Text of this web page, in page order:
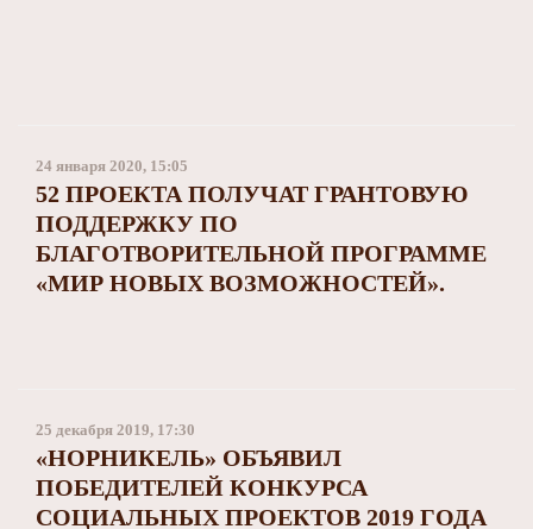
24 января 2020, 15:05
52 ПРОЕКТА ПОЛУЧАТ ГРАНТОВУЮ
ПОДДЕРЖКУ ПО
БЛАГОТВОРИТЕЛЬНОЙ ПРОГРАММЕ
«МИР НОВЫХ ВОЗМОЖНОСТЕЙ».
25 декабря 2019, 17:30
«НОРНИКЕЛЬ» ОБЪЯВИЛ
ПОБЕДИТЕЛЕЙ КОНКУРСА
СОЦИАЛЬНЫХ ПРОЕКТОВ 2019 ГОДА